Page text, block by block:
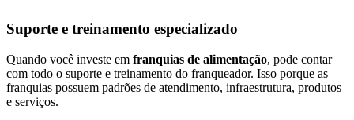
Suporte e treinamento especializado
Quando você investe em franquias de alimentação, pode contar
com todo o suporte e treinamento do franqueador. Isso porque as
franquias possuem padrões de atendimento, infraestrutura, produtos
e serviços.